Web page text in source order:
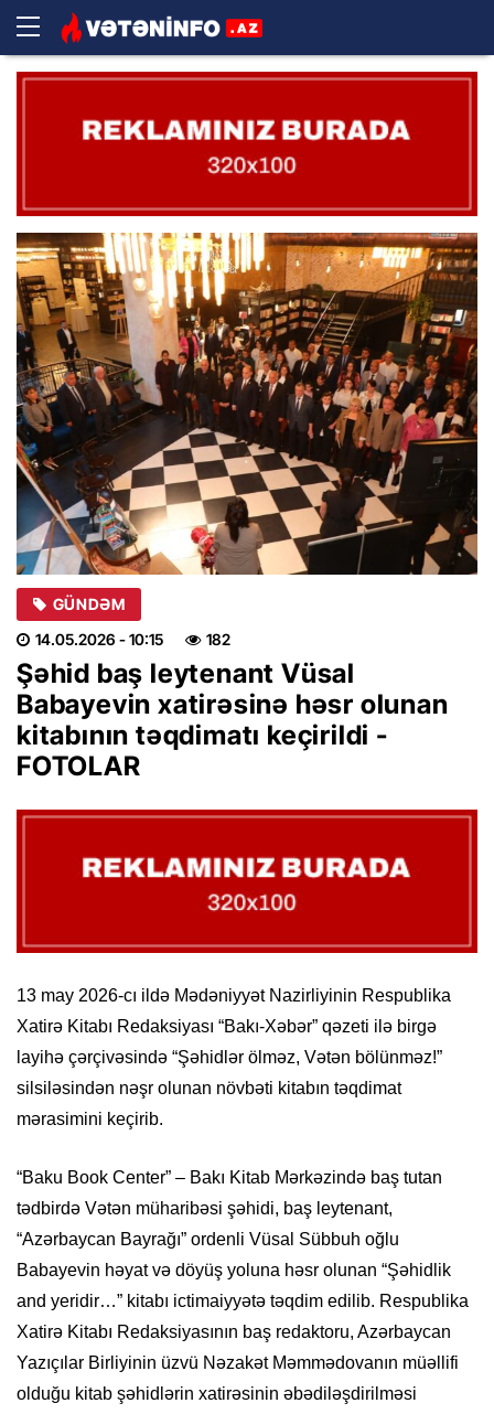
GÜNDƏM
14.05.2026 - 10:15 182
Şəhid baş leytenant Vüsal
Babayevin xatirəsinə həsr olunan
kitabının təqdimatı keçirildi -
FOTOLAR
13 may 2026-cı ildə Mədəniyyət Nazirliyinin Respublika
Xatirə Kitabı Redaksiyası “Bakı-Xəbər” qəzeti ilə birgə
layihə çərçivəsində “Şəhidlər ölməz, Vətən bölünməz!”
silsiləsindən nəşr olunan növbəti kitabın təqdimat
mərasimini keçirib.
“Baku Book Center” – Bakı Kitab Mərkəzində baş tutan
tədbirdə Vətən müharibəsi şəhidi, baş leytenant,
“Azərbaycan Bayrağı” ordenli Vüsal Sübbuh oğlu
Babayevin həyat və döyüş yoluna həsr olunan “Şəhidlik
and yeridir…” kitabı ictimaiyyətə təqdim edilib. Respublika
Xatirə Kitabı Redaksiyasının baş redaktoru, Azərbaycan
Yazıçılar Birliyinin üzvü Nəzakət Məmmədovanın müəllifi
olduğu kitab şəhidlərin xatirəsinin əbədiləşdirilməsi